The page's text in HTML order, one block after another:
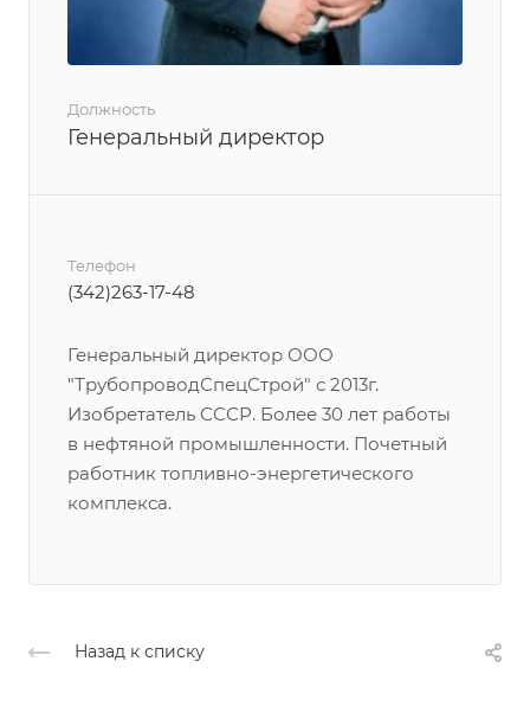
Должность
Генеральный директор
Телефон
(342)263-17-48
Генеральный директор ООО
"ТрубопроводСпецСтрой" с 2013г.
Изобретатель СССР. Более 30 лет работы
в нефтяной промышленности. Почетный
работник топливно-энергетического
комплекса.
Назад к списку